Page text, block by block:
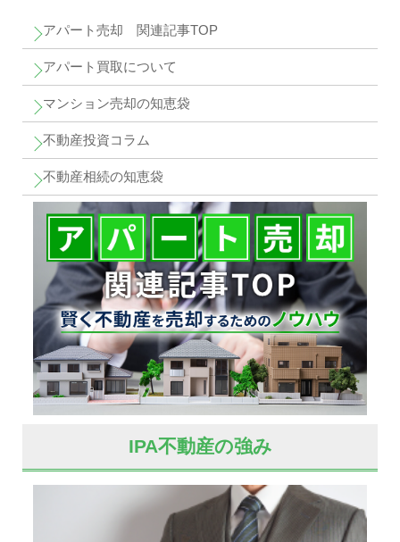
アパート売却 関連記事TOP
アパート買取について
マンション売却の知恵袋
不動産投資コラム
不動産相続の知恵袋
IPA不動産の強み